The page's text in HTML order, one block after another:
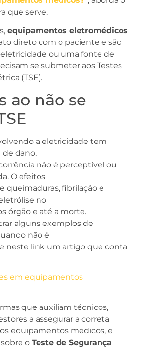
que serve.
equipamentos eletromédicos
direto com o paciente e são
ou uma fonte de
se submeter aos Testes
(TSE).
ao não se
a eletricidade tem
de dano,
não é perceptível ou
O efeitos
queimaduras, fibrilação e
no
órgão e até a morte.
alguns exemplos de
não é
neste link um artigo que conta
em equipamentos
que auxiliam técnicos,
a assegurar a correta
equipamentos médicos, e
o Teste de Segurança